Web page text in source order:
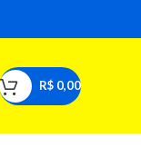
R$ 0,00